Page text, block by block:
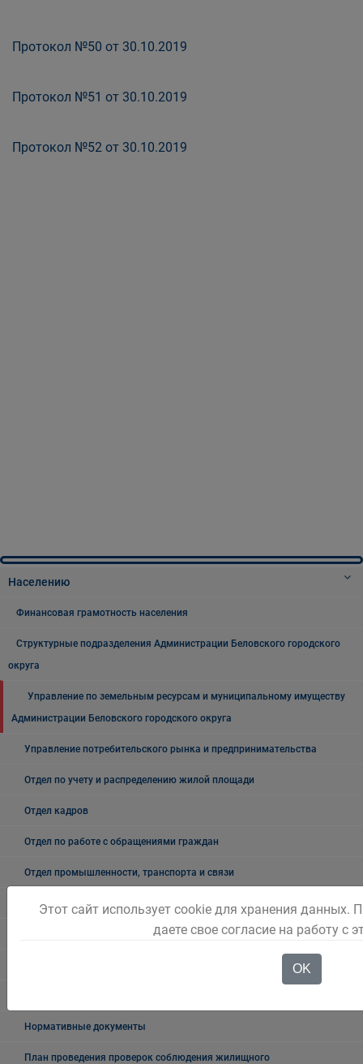
Протокол №50 от 30.10.2019
Протокол №51 от 30.10.2019
Протокол №52 от 30.10.2019
Населению
Финансовая грамотность населения
Структурные подразделения Администрации Беловского городского
округа
Управление по земельным ресурсам и муниципальному имуществу
Администрации Беловского городского округа
Управление потребительского рынка и предпринимательства
Отдел по учету и распределению жилой площади
Отдел кадров
Отдел по работе с обращениями граждан
Отдел промышленности, транспорта и связи
Это важно!
Жилищно-коммунальное хозяйство
Нормативные документы
План проведения проверок соблюдения жилищного
Этот сайт использует cookie для хранения данных.
даете свое согласие на работу с
OK